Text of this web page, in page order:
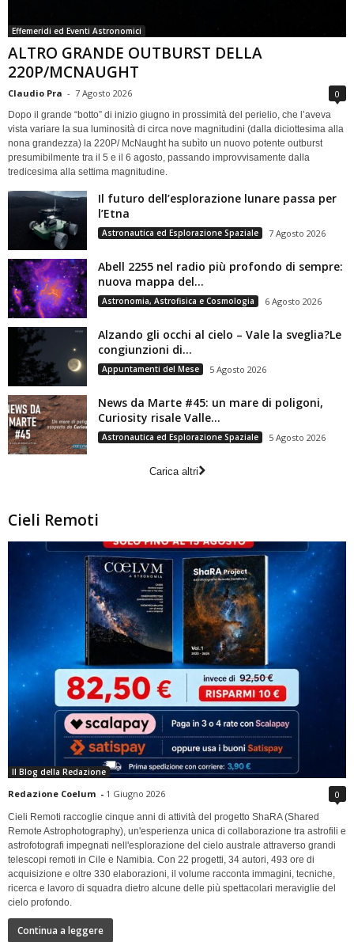
Effemeridi ed Eventi Astronomici
ALTRO GRANDE OUTBURST DELLA
220P/MCNAUGHT
Claudio Pra - 7 Agosto 2026 0
Dopo il grande “botto” di inizio giugno in prossimità del perielio, che l’aveva
vista variare la sua luminosità di circa nove magnitudini (dalla diciottesima alla
nona grandezza) la 220P/ McNaught ha subìto un nuovo potente outburst
presumibilmente tra il 5 e il 6 agosto, passando improvvisamente dalla
tredicesima alla settima magnitudine.
Il futuro dell’esplorazione lunare passa per
l’Etna
Astronautica ed Esplorazione Spaziale 7 Agosto 2026
Abell 2255 nel radio più profondo di sempre:
nuova mappa del...
Astronomia, Astrofisica e Cosmologia 6 Agosto 2026
Alzando gli occhi al cielo – Vale la sveglia?Le
congiunzioni di...
Appuntamenti del Mese 5 Agosto 2026
News da Marte #45: un mare di poligoni,
Curiosity risale Valle...
Astronautica ed Esplorazione Spaziale 5 Agosto 2026
Carica altri
Cieli Remoti
Il Blog della Redazione
Redazione Coelum - 1 Giugno 2026 0
Cieli Remoti raccoglie cinque anni di attività del progetto ShaRA (Shared
Remote Astrophotography), un'esperienza unica di collaborazione tra astrofili e
astrofotografi impegnati nell'esplorazione del cielo australe attraverso grandi
telescopi remoti in Cile e Namibia. Con 22 progetti, 34 autori, 493 ore di
acquisizione e oltre 330 elaborazioni, il volume racconta immagini, tecniche,
ricerca e lavoro di squadra dietro alcune delle più spettacolari meraviglie del
cielo profondo.
Continua a leggere